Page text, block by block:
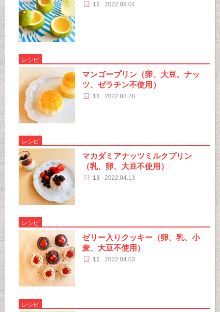
11 2022.09.04
レシピ
マンゴープリン（卵、大豆、ナッ
ツ、ゼラチン不使用）
11 2022.08.28
レシピ
マカダミアナッツミルクプリン
（乳、卵、大豆不使用）
13 2022.04.13
レシピ
ゼリー入りクッキー（卵、乳、小
麦、大豆不使用）
11 2022.04.03
レシピ